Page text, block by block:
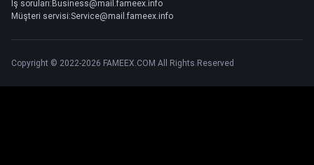
İş soruları:Business@mail.fameex.info
Müşteri servisi:Service@mail.fameex.info
Copyright © 2022-2026 FAMEEX.COM All Rights Reserved